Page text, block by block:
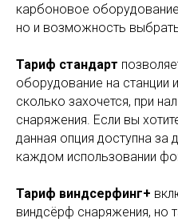
карбоновое оборудование
но и возможность
Тариф стандарт
оборудование на станции
сколько захочется, при
снаряжения. Если вы
данная опция доступна за
каждом использовании
Тариф виндсерфинг+
виндсёрф снаряжения, но